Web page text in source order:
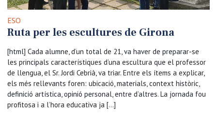
ESO
Ruta per les escultures de Girona
[html] Cada alumne, d’un total de 21, va haver de preparar-se
les principals característiques d’una escultura que el professor
de llengua, el Sr. Jordi Cebrià, va triar. Entre els ítems a explicar,
els més rellevants foren: ubicació, materials, context històric,
definició artística, opinió personal, entre d’altres. La jornada fou
profitosa i a l’hora educativa ja […]